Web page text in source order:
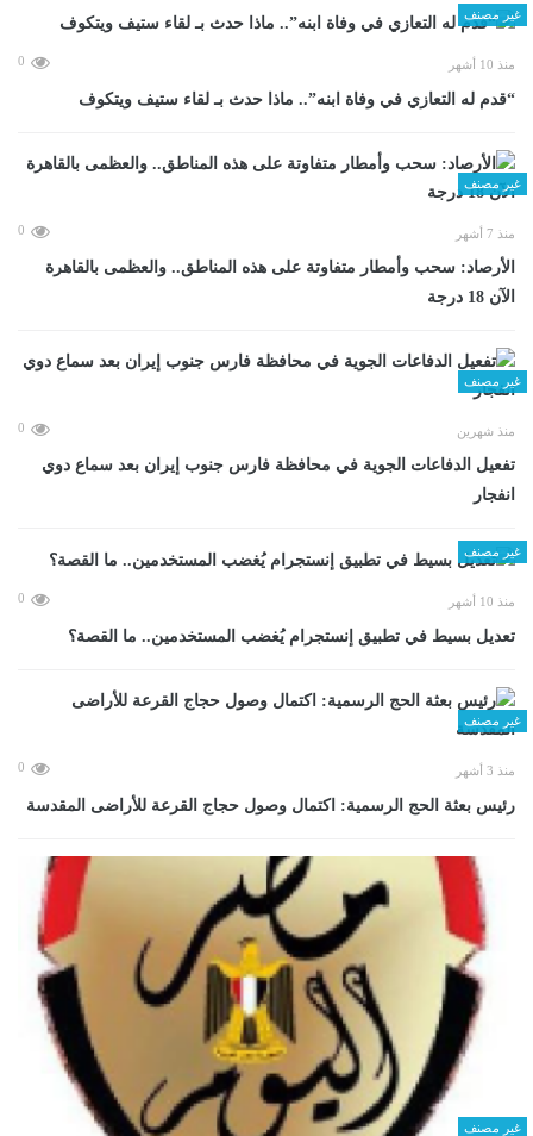
غير مصنف
منذ 10 أشهر 0
“قدم له التعازي في وفاة ابنه”.. ماذا حدث بـ لقاء ستيف ويتكوف
غير مصنف
منذ 7 أشهر 0
الأرصاد: سحب وأمطار متفاوتة على هذه المناطق.. والعظمى بالقاهرة
الآن 18 درجة
غير مصنف
منذ شهرين 0
تفعيل الدفاعات الجوية في محافظة فارس جنوب إيران بعد سماع دوي
انفجار
غير مصنف
منذ 10 أشهر 0
تعديل بسيط في تطبيق إنستجرام يُغضب المستخدمين.. ما القصة؟
غير مصنف
منذ 3 أشهر 0
رئيس بعثة الحج الرسمية: اكتمال وصول حجاج القرعة للأراضى المقدسة
غير مصنف